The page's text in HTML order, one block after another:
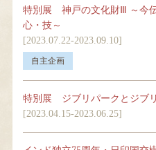
特別展 神戸の文化財Ⅲ ～今
心・技～
[2023.07.22-2023.09.10]
特別展 ジブリパークとジブ
[2023.04.15-2023.06.25]